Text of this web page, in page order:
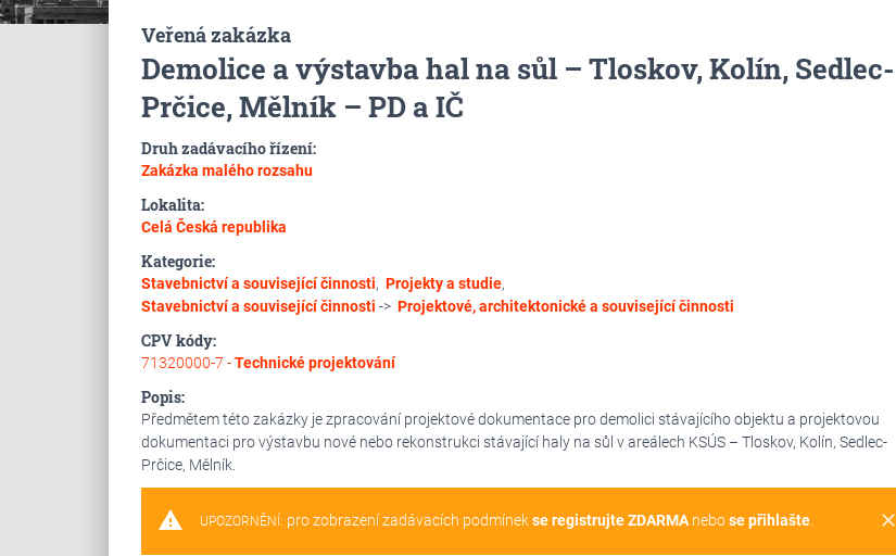
Veřená zakázka
Demolice a výstavba hal na sůl – Tloskov, Kolín, Sedlec-
Prčice, Mělník – PD a IČ
Druh zadávacího řízení:
Zakázka malého rozsahu
Lokalita:
Celá Česká republika
Kategorie:
Stavebnictví a související činnosti, Projekty a studie,
Stavebnictví a související činnosti -> Projektové, architektonické a související činnosti
CPV kódy:
71320000-7 -Technické projektování
Popis:
Předmětem této zakázky je zpracování projektové dokumentace pro demolici stávajícího objektu a projektovou
dokumentaci pro výstavbu nové nebo rekonstrukci stávající haly na sůl v areálech KSÚS – Tloskov, Kolín, Sedlec-
Prčice, Mělník.
warning clear
UPOZORNĚNÍ: pro zobrazení zadávacích podmínekse registrujte ZDARMAnebose přihlašte.